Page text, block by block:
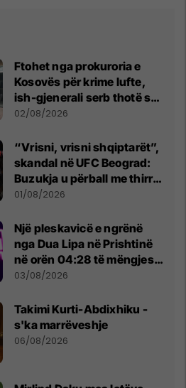
Ftohet nga prokuroria e
Kosovës për krime lufte,
ish-gjenerali serb thotë se
dikush e tradhtoi në
02/08/2026
“Vrisni, vrisni shqiptarët”,
skandal në UFC Beograd:
Buzukja u përball me thirrje
anti-shqiptare nga
01/08/2026
Një pleskavicë e ngrënë
nga Dua Lipa në Prishtinë
në orën 04:28 të mëngjesit
- dhe bota digjitale serbe
03/08/2026
Takimi Kurti-Abdixhiku -
s'ka marrëveshje
06/08/2026